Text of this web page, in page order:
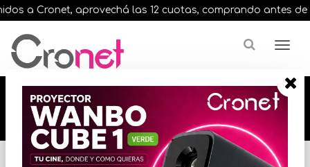
a Cronet, aprovechá las 12 cuotas, comprando antes de
🔥🔥🔥 12 cuotas, en todos nuestros artículos,
comprando antes de las 13 hrs. envíos en el
día 🔥🔥🔥